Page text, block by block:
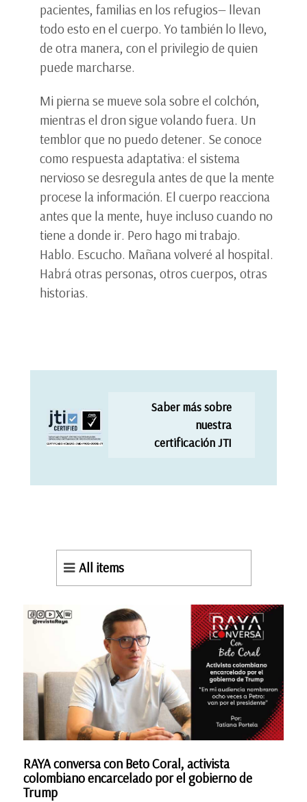
pacientes, familias en los refugios— llevan
todo esto en el cuerpo. Yo también lo llevo,
de otra manera, con el privilegio de quien
puede marcharse.
Mi pierna se mueve sola sobre el colchón,
mientras el dron sigue volando fuera. Un
temblor que no puedo detener. Se conoce
como respuesta adaptativa: el sistema
nervioso se desregula antes de que la mente
procese la información. El cuerpo reacciona
antes que la mente, huye incluso cuando no
tiene a donde ir. Pero hago mi trabajo.
Hablo. Escucho. Mañana volveré al hospital.
Habrá otras personas, otros cuerpos, otras
historias.
Saber más sobre
nuestra
certificación JTI
All items
RAYA conversa con Beto Coral, activista
colombiano encarcelado por el gobierno de
Trump